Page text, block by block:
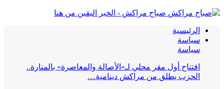
صباح مراكش - الخبر اليقين من هنا
الرئيسية
سياسة
سياسة
افتتاح أول مقر محلي لـ«الأصالة والمعاصرة» بالمنارة..
الحزب يطلق من مراكش دينامية…